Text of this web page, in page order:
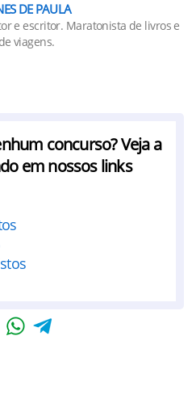
DE PAULA
e escritor. Maratonista de livros e
viagens.
concurso? Veja a
em nossos links